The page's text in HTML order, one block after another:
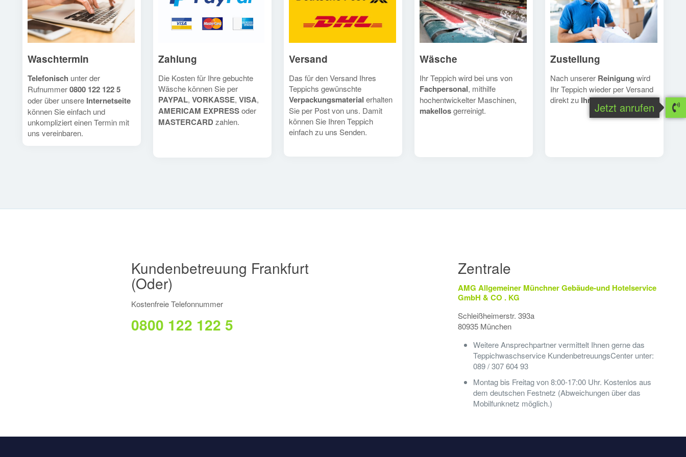
Waschtermin
Telefonisch unter der
Rufnummer0800 122 122 5
oder über unsere Internetseite
können Sie einfach und
unkompliziert einen Termin mit
uns vereinbaren.
Zahlung
Die Kosten für Ihre gebuchte
Wäsche können Sie per
PAYPAL, VORKASSE, VISA,
AMERICAM EXPRESSoder
MASTERCARDzahlen.
Versand
Das für den Versand Ihres
Teppichs gewünschte
Verpackungsmaterial erhalten
Sie per Post von uns. Damit
können Sie Ihren Teppich
einfach zu uns Senden.
Wäsche
Ihr Teppich wird bei uns von
Fachpersonal, mithilfe
hochentwickelter Maschinen,
makellosgerreinigt.
Zustellung
Nach unserer Reinigung wird
Ihr Teppich wieder per Versand
direkt zu Ihnengeschickt.
Kundenbetreuung Frankfurt
(Oder)
Kostenfreie Telefonnummer
0800 122 122 5
Zentrale
AMG Allgemeiner Münchner Gebäude-und Hotelservice
GmbH & CO . KG
Schleißheimerstr. 393a
80935 München
Weitere Ansprechpartner vermittelt Ihnen gerne das
Teppichwaschservice KundenbetreuungsCenter unter:
089 / 307 604 93
Montag bis Freitag von 8:00-17:00 Uhr. Kostenlos aus
dem deutschen Festnetz (Abweichungen über das
Mobilfunknetz möglich.)
Jetzt anrufen